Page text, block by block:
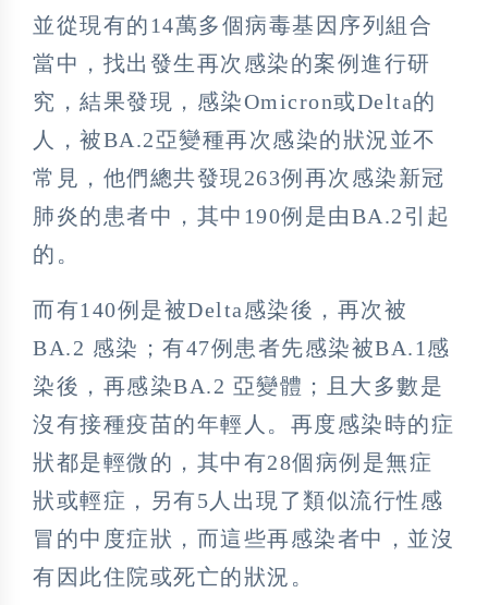
並從現有的14萬多個病毒基因序列組合
當中，找出發生再次感染的案例進行研
究，結果發現，感染Omicron或Delta的
人，被BA.2亞變種再次感染的狀況並不
常見，他們總共發現263例再次感染新冠
肺炎的患者中，其中190例是由BA.2引起
的。
而有140例是被Delta感染後，再次被
BA.2 感染；有47例患者先感染被BA.1感
染後，再感染BA.2 亞變體；且大多數是
沒有接種疫苗的年輕人。再度感染時的症
狀都是輕微的，其中有28個病例是無症
狀或輕症，另有5人出現了類似流行性感
冒的中度症狀，而這些再感染者中，並沒
有因此住院或死亡的狀況。